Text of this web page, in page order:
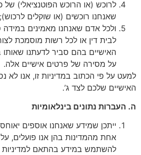
לרוכש (או הרוכש הפוטנציאלי) של כל
שאנחנו רוכשים (או שוקלים לרכוש);
ולכל אדם שאנחנו מאמינים במידה
לבית דין או לכל רשות מוסמכת
האישיים בהם סביר לדעתנו שאותו בית
על מסירה של פרטים אישיים אלה.
על פי הכתוב במדיניות זו, אנו לא
שלכם לצד ג’.
נתונים בינלאומיות
ייתכן שמידע שאנחנו אוספים יאוחסן,
אחת מהמדינות בהן אנו פועלים, על
להשתמש במידע בהתאם למדיניות זו.